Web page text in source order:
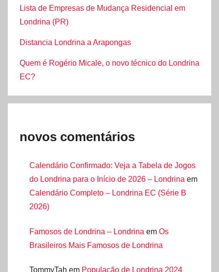
Lista de Empresas de Mudança Residencial em
Londrina (PR)
Distancia Londrina a Arapongas
Quem é Rogério Micale, o novo técnico do Londrina
EC?
novos comentários
Calendário Confirmado: Veja a Tabela de Jogos
do Londrina para o Início de 2026 – Londrina em
Calendário Completo – Londrina EC (Série B
2026)
Famosos de Londrina – Londrina em Os
Brasileiros Mais Famosos de Londrina
TommyTah em População de Londrina 2024